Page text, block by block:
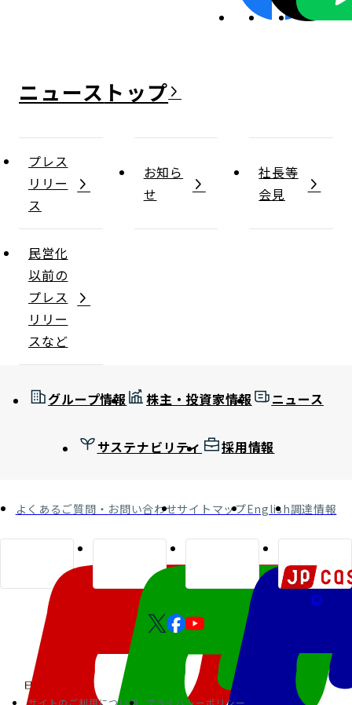
ニュース
プレス
リリー
ス
お知ら
せ
社長等
会見
民営化
以前の
プレス
リリー
スなど
グループ情報 株主・投資家情報 ニュース
サステナビリティ 採用情報
よくあるご質問・お問い合わせサイトマップEnglish調達情報